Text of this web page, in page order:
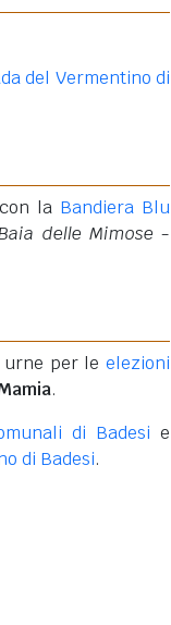
del Vermentino di
con la Bandiera Blu
delle Mimose -
urne per le elezioni
.
di Badesi e
di Badesi.